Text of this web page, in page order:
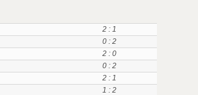
2 : 1
0 : 2
2 : 0
0 : 2
2 : 1
1 : 2